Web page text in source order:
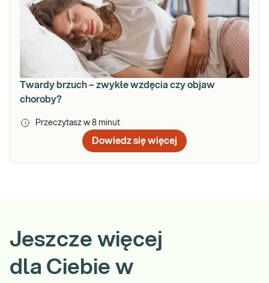
Twardy brzuch – zwykłe wzdęcia czy objaw
choroby?
Przeczytasz w 8 minut
Dowiedz się więcej
Jeszcze więcej
dla Ciebie w